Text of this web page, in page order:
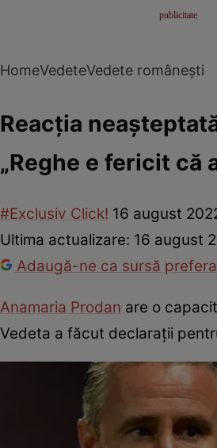
HomeVedeteVedete românești
Reacția
„Reghe e fericit că
#Exclusiv Click! 16 august
Ultima actualizare: 16 august
Adaugă-ne ca sursă
Anamaria Prodan are o
Vedeta a făcut declarații